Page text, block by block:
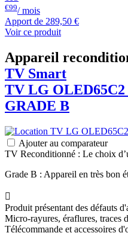
€99/ mois
Apport de 289,50 €
Voir ce produit
Appareil
TV Smart
TV LG
GRADE B
Ajouter au comparateur
TV Reconditionné : Le choix
Grade B : Appareil en très bon

Produit présentant des défauts
Micro-rayures, éraflures, traces
Télécommande et accessoires